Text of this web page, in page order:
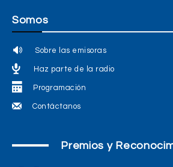
Somos
Sobre las emisoras
Haz parte de la radio
Programación
Contáctanos
Premios y